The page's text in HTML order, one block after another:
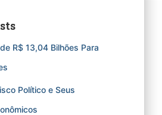
R$ 13,04 Bilhões Para
Político e Seus